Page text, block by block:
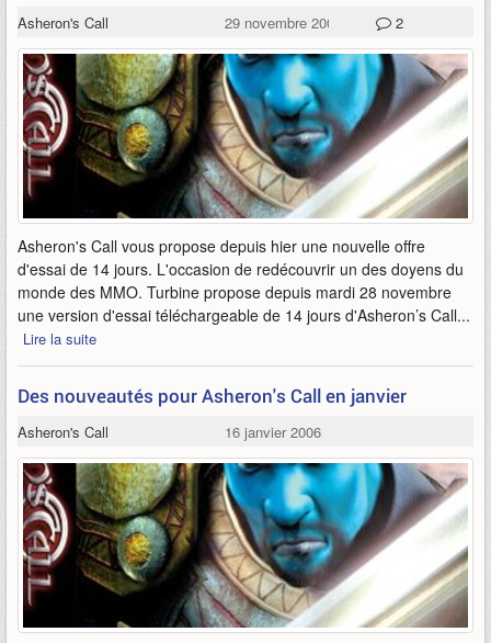
Asheron's Call 29 novembre 2006 2
Asheron's Call vous propose depuis hier une nouvelle offre
d'essai de 14 jours. L'occasion de redécouvrir un des doyens du
monde des MMO. Turbine propose depuis mardi 28 novembre
une version d'essai téléchargeable de 14 jours d'Asheron’s Call...
Lire la suite
Des nouveautés pour Asheron's Call en janvier
Asheron's Call 16 janvier 2006